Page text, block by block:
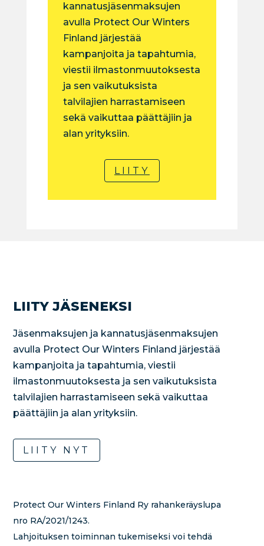
kannatusjäsenmaksujen
avulla Protect Our Winters
Finland järjestää
kampanjoita ja tapahtumia,
viestii ilmastonmuutoksesta
ja sen vaikutuksista
talvilajien harrastamiseen
sekä vaikuttaa päättäjiin ja
alan yrityksiin.
LIITY
LIITY JÄSENEKSI
Jäsenmaksujen ja kannatusjäsenmaksujen
avulla Protect Our Winters Finland järjestää
kampanjoita ja tapahtumia, viestii
ilmastonmuutoksesta ja sen vaikutuksista
talvilajien harrastamiseen sekä vaikuttaa
päättäjiin ja alan yrityksiin.
LIITY NYT
Protect Our Winters Finland Ry rahankeräyslupa
nro RA/2021/1243.
Lahjoituksen toiminnan tukemiseksi voi tehdä